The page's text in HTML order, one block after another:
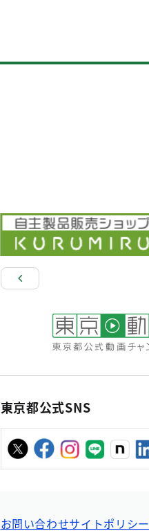
東京都公式SNS
お問い合わせサイトポリシー